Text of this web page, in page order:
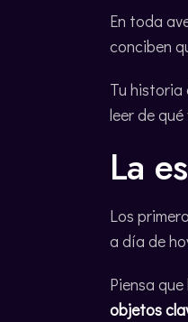
En toda
conciben
Tu historia
leer de
La
Los
a día de
Piensa
objetos